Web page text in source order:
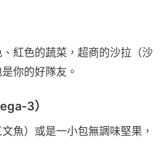
紅色的蔬菜，超商的沙拉（沙
你的好隊友。
3）
魚）或是一小包無調味堅果，